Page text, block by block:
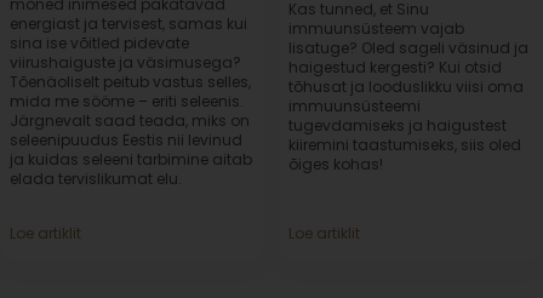
energiast ja tervisest, samas kui
sina ise võitled pidevate
viirushaiguste ja väsimusega?
Tõenäoliselt peitub vastus selles,
mida me sööme – eriti seleenis.
Järgnevalt saad teada, miks on
seleenipuudus Eestis nii levinud
ja kuidas seleeni tarbimine aitab
elada tervislikumat elu.
Loe artiklit
Kas tunned, et Sinu
immuunsüsteem vajab
lisatuge? Oled sageli väsinud ja
haigestud kergesti? Kui otsid
tõhusat ja looduslikku viisi oma
immuunsüsteemi
tugevdamiseks ja haigustest
kiiremini taastumiseks, siis oled
õiges kohas!
Loe artiklit